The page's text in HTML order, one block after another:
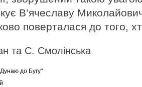
В’ячеславу
поверталася до того,
та С. Смолінська
до Бугу"